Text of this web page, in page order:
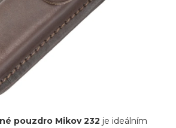
pouzdro Mikov 232 je ideálním